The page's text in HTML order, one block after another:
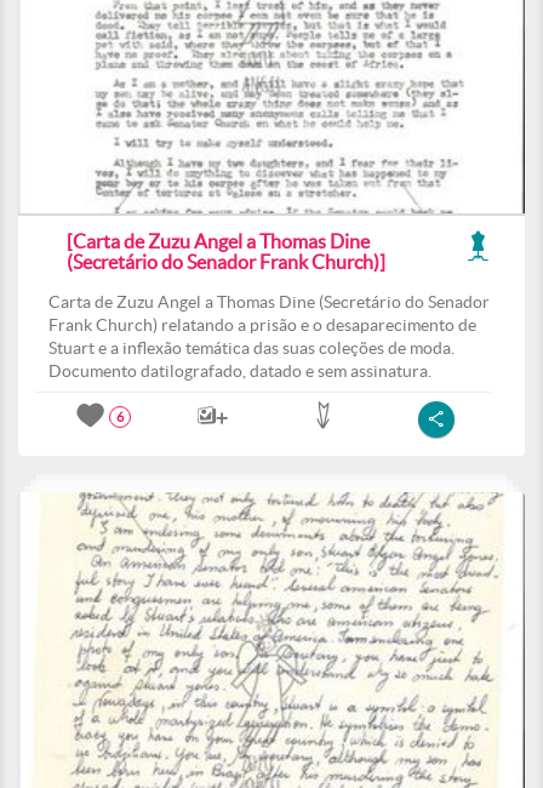
[Carta de Zuzu Angel a Thomas Dine
(Secretário do Senador Frank Church)]
Carta de Zuzu Angel a Thomas Dine (Secretário do Senador
Frank Church) relatando a prisão e o desaparecimento de
Stuart e a inflexão temática das suas coleções de moda.
Documento datilografado, datado e sem assinatura.
6